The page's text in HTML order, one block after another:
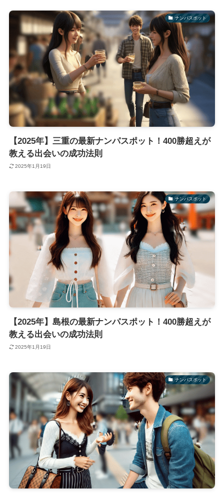
ナンパスポット
【2025年】三重の最新ナンパスポット！400勝超えが
教える出会いの成功法則
2025年1月19日
ナンパスポット
【2025年】島根の最新ナンパスポット！400勝超えが
教える出会いの成功法則
2025年1月19日
ナンパスポット